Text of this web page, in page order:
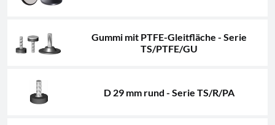
Gummi mit PTFE-Gleitfläche - Serie
TS/PTFE/GU
D 29 mm rund - Serie TS/R/PA